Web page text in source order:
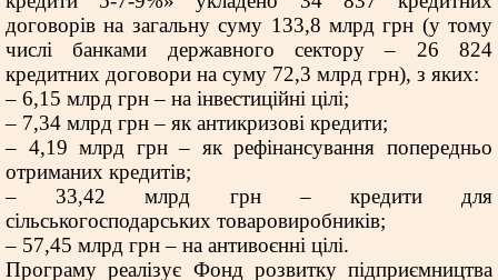
договорів на загальну суму 133,8 млрд грн (у тому
числі банками державного сектору – 26 824
кредитних договори на суму 72,3 млрд грн), з яких:
– 6,15 млрд грн – на інвестиційні цілі;
– 7,34 млрд грн – як антикризові кредити;
– 4,19 млрд грн – як рефінансування попередньо
отриманих кредитів;
– 33,42 млрд грн – кредити для
сільськогосподарських товаровиробників;
– 57,45 млрд грн – на антивоєнні цілі.
Програму реалізує Фонд розвитку підприємництва